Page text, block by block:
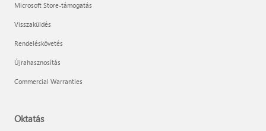
Microsoft Store-támogatás
Visszaküldés
Rendeléskövetés
Újrahasznosítás
Commercial Warranties
Oktatás